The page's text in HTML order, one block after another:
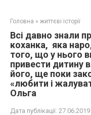
Головна » життєві історії
Всі давно знали
коханка, яка
того, що у нього
привести дитину
його, ще поки
«любити і
Ольга
Дата публікації: 27.06.2019